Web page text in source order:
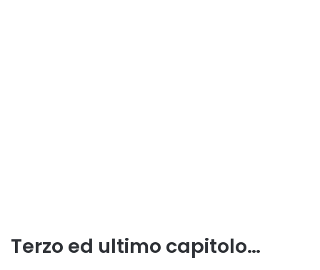
Terzo ed ultimo capitolo…